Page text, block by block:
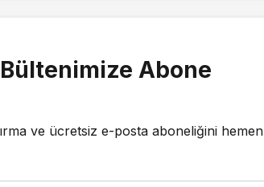
Abone
ve ücretsiz e-posta aboneliğini hemen